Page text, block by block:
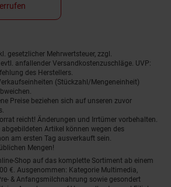
gesetzlicher Mehrwertsteuer, zzgl.
anfallender Versandkostenzuschläge. UVP:
des Herstellers.
(Stückzahl/Mengeneinheit)
Preise beziehen sich auf unseren zuvor
reicht! Änderungen und Irrtümer vorbehalten.
Artikel können wegen des
am ersten Tag ausverkauft sein.
Mengen!
Shop auf das komplette Sortiment ab einem
€. Ausgenommen: Kategorie Multimedia,
& Anfangsmilchnahrung sowie gesondert